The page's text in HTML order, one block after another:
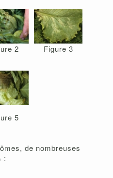
2 Figure 3
5
de nombreuses
: